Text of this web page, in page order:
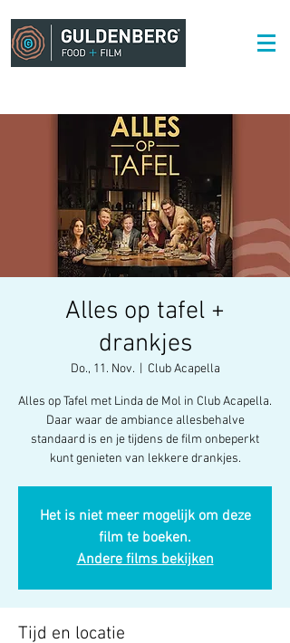
Alles op tafel +
drankjes
Do., 11. Nov.
  |
Club Acapella
Alles op Tafel met Linda de Mol in Club Acapella.
Daar waar de ambiance allesbehalve
standaard is en je tijdens de film onbeperkt
kunt genieten van lekkere drankjes.
Het is niet meer mogelijk om deze
film te boeken.
Andere films bekijken
Tijd en locatie